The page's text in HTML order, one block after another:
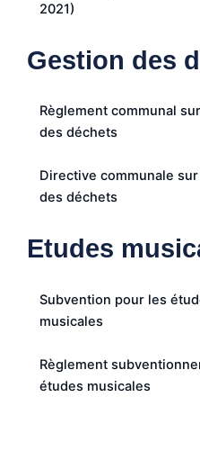
2021)
Gestion des
Règlement communal
des déchets
Directive communale
des déchets
Etudes
Subvention pour les
musicales
Règlement
études musicales